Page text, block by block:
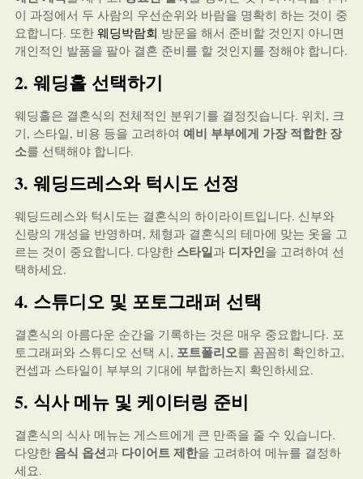
이 과정에서 두 사람의 우선순위와 바람을 명확히 하는 것이 중
요합니다. 또한 웨딩박람회 방문을 해서 준비할 것인지 아니면
개인적인 발품을 팔아 결혼 준비를 할 것인지를 정해야 합니다.
2. 웨딩홀 선택하기
웨딩홀은 결혼식의 전체적인 분위기를 결정짓습니다. 위치, 크
기, 스타일, 비용 등을 고려하여 예비 부부에게 가장 적합한 장
소를 선택해야 합니다.
3. 웨딩드레스와 턱시도 선정
웨딩드레스와 턱시도는 결혼식의 하이라이트입니다. 신부와
신랑의 개성을 반영하며, 체형과 결혼식의 테마에 맞는 옷을 고
르는 것이 중요합니다. 다양한 스타일과 디자인을 고려하여 선
택하세요.
4. 스튜디오 및 포토그래퍼 선택
결혼식의 아름다운 순간을 기록하는 것은 매우 중요합니다. 포
토그래퍼와 스튜디오 선택 시, 포트폴리오를 꼼꼼히 확인하고,
컨셉과 스타일이 부부의 기대에 부합하는지 확인하세요.
5. 식사 메뉴 및 케이터링 준비
결혼식의 식사 메뉴는 게스트에게 큰 만족을 줄 수 있습니다.
다양한 음식 옵션과 다이어트 제한을 고려하여 메뉴를 결정하
세요.